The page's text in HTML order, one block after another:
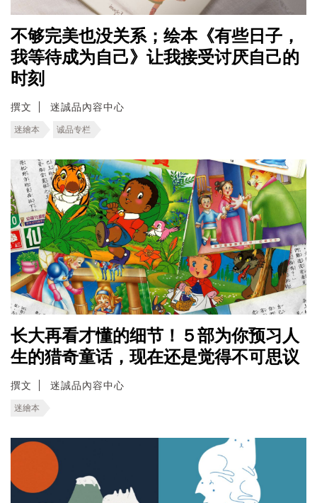
不够完美也没关系；绘本《有些日子，
我等待成为自己》让我接受讨厌自己的
时刻
撰文 迷誠品內容中心
迷繪本 诚品专栏
长大再看才懂的细节！５部为你预习人
生的猎奇童话，现在还是觉得不可思议
撰文 迷誠品內容中心
迷繪本